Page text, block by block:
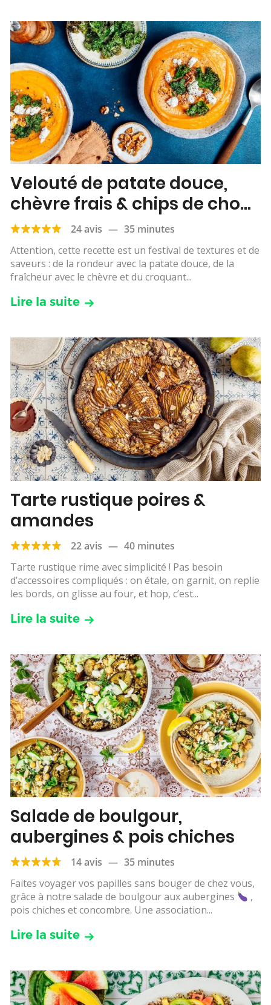
Velouté de patate douce,
chèvre frais & chips de chou
kale
24 avis — 35 minutes
Attention, cette recette est un festival de textures et de
saveurs : de la rondeur avec la patate douce, de la
fraîcheur avec le chèvre et du croquant...
Lire la suite
Tarte rustique poires &
amandes
22 avis — 40 minutes
Tarte rustique rime avec simplicité ! Pas besoin
d’accessoires compliqués : on étale, on garnit, on replie
les bords, on glisse au four, et hop, c’est...
Lire la suite
Salade de boulgour,
aubergines & pois chiches
14 avis — 35 minutes
Faites voyager vos papilles sans bouger de chez vous,
grâce à notre salade de boulgour aux aubergines
,
pois chiches et concombre. Une association...
Lire la suite